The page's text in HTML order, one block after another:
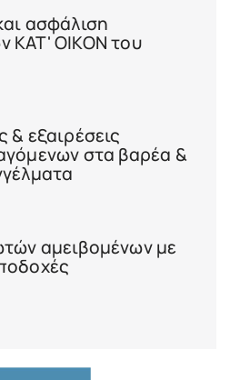
ασφάλιση
ΚΑΤ' ΟΙΚΟΝ του
εξαιρέσεις
στα βαρέα &
αμειβομένων με